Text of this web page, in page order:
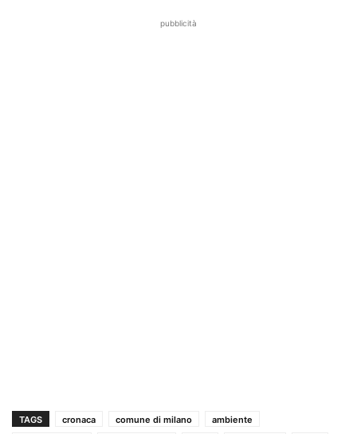
pubblicità
TAGS cronaca comune di milano
ambiente